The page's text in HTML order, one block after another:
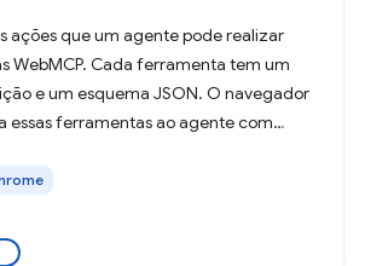
ações que um agente pode realizar
WebMCP. Cada ferramenta tem um
e um esquema JSON. O navegador
essas ferramentas ao agente com